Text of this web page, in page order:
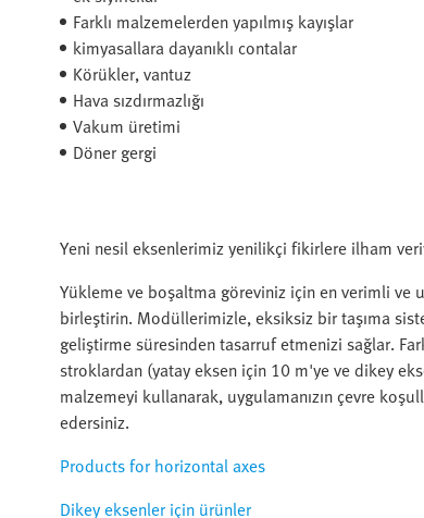
Farklı malzemelerden yapılmış kayışlar
kimyasallara dayanıklı contalar
Körükler, vantuz
Hava sızdırmazlığı
Vakum üretimi
Döner gergi
Yeni nesil eksenlerimiz yenilikçi fikirlere ilham
Yükleme ve boşaltma göreviniz için en verimli
birleştirin. Modüllerimizle, eksiksiz bir taşıma
geliştirme süresinden tasarruf etmenizi sağlar.
stroklardan (yatay eksen için 10 m'ye ve dikey
malzemeyi kullanarak, uygulamanızın çevre
edersiniz.
Products for horizontal axes
Dikey eksenler için ürünler